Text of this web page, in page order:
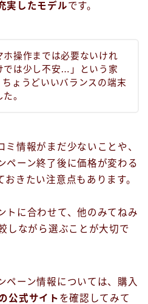
実したモデルです。
ホ操作までは必要ないけれ
では少し不安…」という家
ちょうどいいバランスの端末
。
情報がまだ少ないことや、
ペーン終了後に価格が変わる
きたい注意点もあります。
トに合わせて、他のみてねみ
しながら選ぶことが大切で
ペーン情報については、購入
公式サイト を確認してみて